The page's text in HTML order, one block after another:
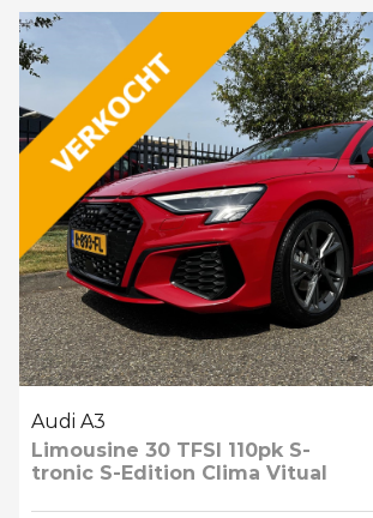
Audi A3
Limousine 30 TFSI 110pk S-
tronic S-Edition Clima Vitual